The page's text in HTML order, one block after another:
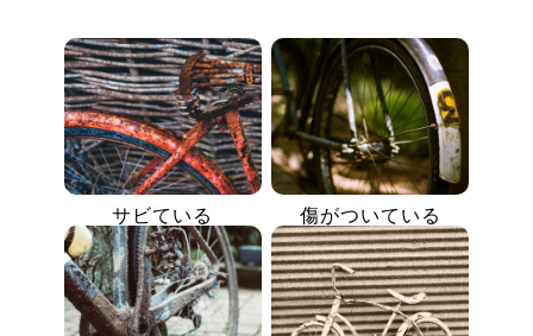
サビている 傷がついている